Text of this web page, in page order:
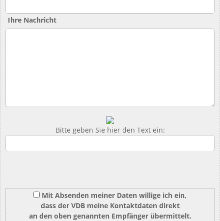
Ihre Nachricht
Bitte geben Sie hier den Text ein:
Mit Absenden meiner Daten willige ich ein,
dass der VDB meine Kontaktdaten direkt
an den oben genannten Empfänger übermittelt.